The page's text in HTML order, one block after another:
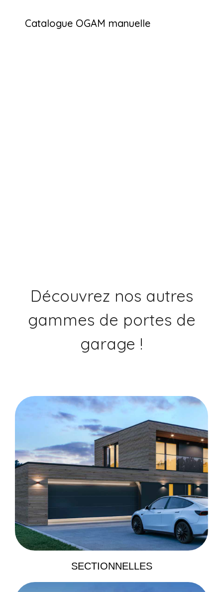
Catalogue OGAM manuelle
Découvrez nos autres
gammes de portes de
garage !
SECTIONNELLES